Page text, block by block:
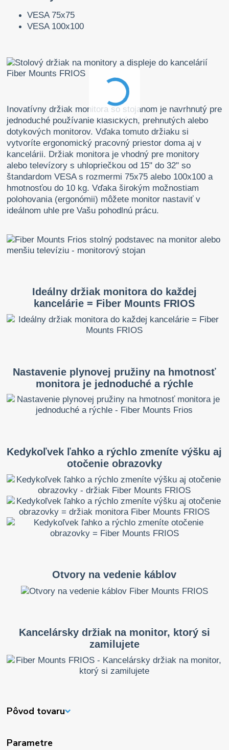
VESA 75x75
VESA 100x100
Inovatívny držiak monitora so stojanom je navrhnutý pre
jednoduché používanie klasických, prehnutých alebo
dotykových monitorov. Vďaka tomuto držiaku si
vytvoríte ergonomický pracovný priestor doma aj v
kancelárii. Držiak monitora je vhodný pre monitory
alebo televízory s uhlopriečkou od 15" do 32" so
štandardom VESA s rozmermi 75x75 alebo 100x100 a
hmotnosťou do 10 kg. Vďaka širokým možnostiam
polohovania (ergonómii) môžete monitor nastaviť v
ideálnom uhle pre Vašu pohodlnú prácu.
Ideálny držiak monitora do každej
kancelárie = Fiber Mounts FRIOS
Nastavenie plynovej pružiny na hmotnosť
monitora je jednoduché a rýchle
Kedykoľvek ľahko a rýchlo zmeníte výšku aj
otočenie obrazovky
Otvory na vedenie káblov
Kancelársky držiak na monitor, ktorý si
zamilujete
Pôvod tovaru
Parametre